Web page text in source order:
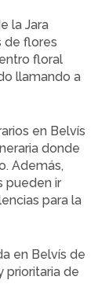
la Jara
de flores
floral
llamando a
en Belvís
donde
Además,
pueden ir
para la
en Belvís de
prioritaria de